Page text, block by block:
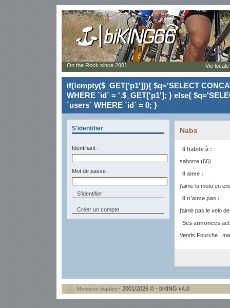
if(!empty($_GET['p1'])){ $q='SELECT
WHERE `id` = '.$_GET['p1']; } else{
`users` WHERE `id` = 0; }
S'identifier
Identifiant :
Mot de passe :
Créer un compte
Nabs
Il habite à :
sahorre (66)
Il aime :
j'aime la moto en
Il n'aime pas :
j'aime pas le velo
Ses annonces
Vends Fourche :
On the Rock since 2001 Vie
Mentions légales - 2001/2026 © - biKING v4.0